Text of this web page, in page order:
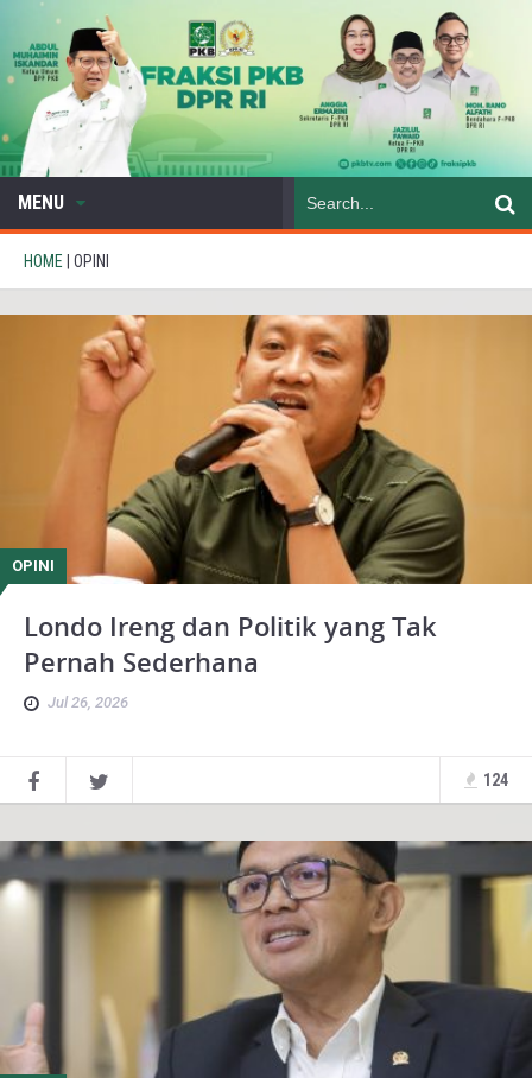
MENU
HOME OPINI
OPINI
Londo Ireng dan Politik yang Tak
Pernah Sederhana
Jul 26, 2026
124